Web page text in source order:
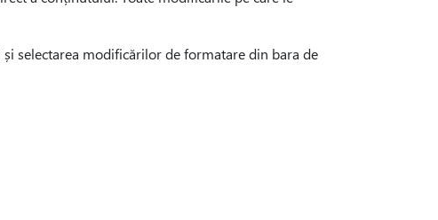
selectarea modificărilor de formatare din bara de